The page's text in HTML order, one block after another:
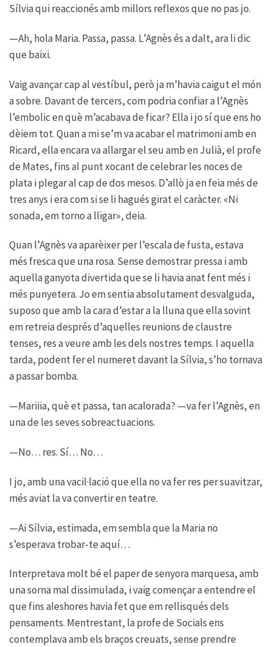
Sílvia qui reaccionés amb millors reflexos que no pas jo.
—Ah, hola Maria. Passa, passa. L’Agnès és a dalt, ara li dic
que baixi.
Vaig avançar cap al vestíbul, però ja m’havia caigut el món
a sobre. Davant de tercers, com podria confiar a l’Agnès
l’embolic en què m’acabava de ficar? Ella i jo sí que ens ho
dèiem tot. Quan a mi se’m va acabar el matrimoni amb en
Ricard, ella encara va allargar el seu amb en Julià, el profe
de Mates, fins al punt xocant de celebrar les noces de
plata i plegar al cap de dos mesos. D’allò ja en feia més de
tres anys i era com si se li hagués girat el caràcter. «Ni
sonada, em torno a lligar», deia.
Quan l’Agnès va aparèixer per l’escala de fusta, estava
més fresca que una rosa. Sense demostrar pressa i amb
aquella ganyota divertida que se li havia anat fent més i
més punyetera. Jo em sentia absolutament desvalguda,
suposo que amb la cara d’estar a la lluna que ella sovint
em retreia després d’aquelles reunions de claustre
tenses, res a veure amb les dels nostres temps. I aquella
tarda, podent fer el numeret davant la Sílvia, s’ho tornava
a passar bomba.
—Mariiia, què et passa, tan acalorada? —va fer l’Agnès, en
una de les seves sobreactuacions.
—No… res. Sí… No…
I jo, amb una vacil·lació que ella no va fer res per suavitzar,
més aviat la va convertir en teatre.
—Ai Sílvia, estimada, em sembla que la Maria no
s’esperava trobar-te aquí…
Interpretava molt bé el paper de senyora marquesa, amb
una sorna mal dissimulada, i vaig començar a entendre el
que fins aleshores havia fet que em rellisqués dels
pensaments. Mentrestant, la profe de Socials ens
contemplava amb els braços creuats, sense prendre